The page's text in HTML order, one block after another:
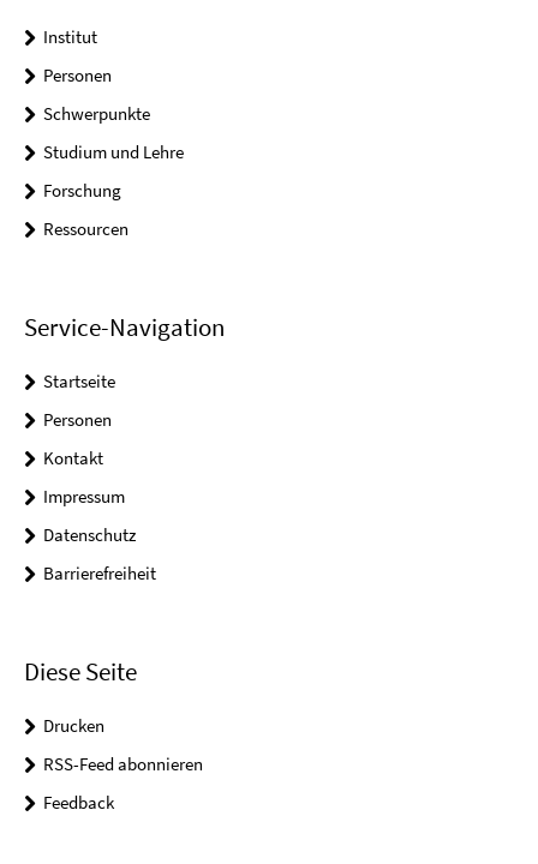
Institut
Personen
Schwerpunkte
Studium und Lehre
Forschung
Ressourcen
Service-Navigation
Startseite
Personen
Kontakt
Impressum
Datenschutz
Barrierefreiheit
Diese Seite
Drucken
RSS-Feed abonnieren
Feedback